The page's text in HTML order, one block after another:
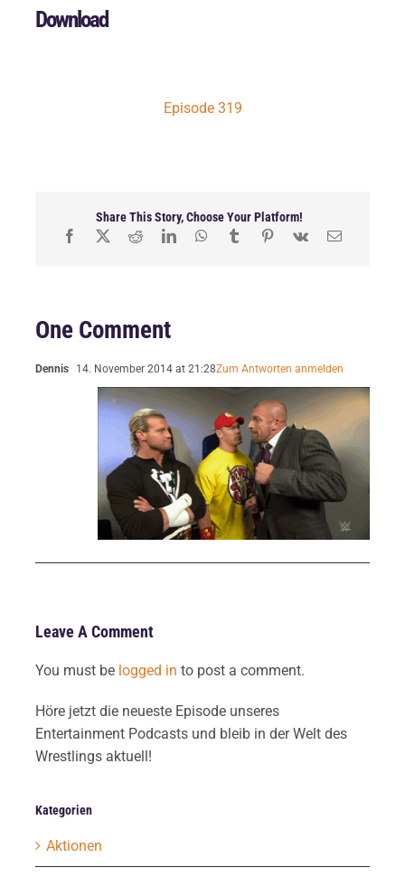
Download
Episode 319
Share This Story, Choose Your Platform!
One Comment
Dennis 14. November 2014 at 21:28Zum Antworten anmelden
Leave A Comment
You must be logged in to post a comment.
Höre jetzt die neueste Episode unseres
Entertainment Podcasts und bleib in der Welt des
Wrestlings aktuell!
Kategorien
Aktionen